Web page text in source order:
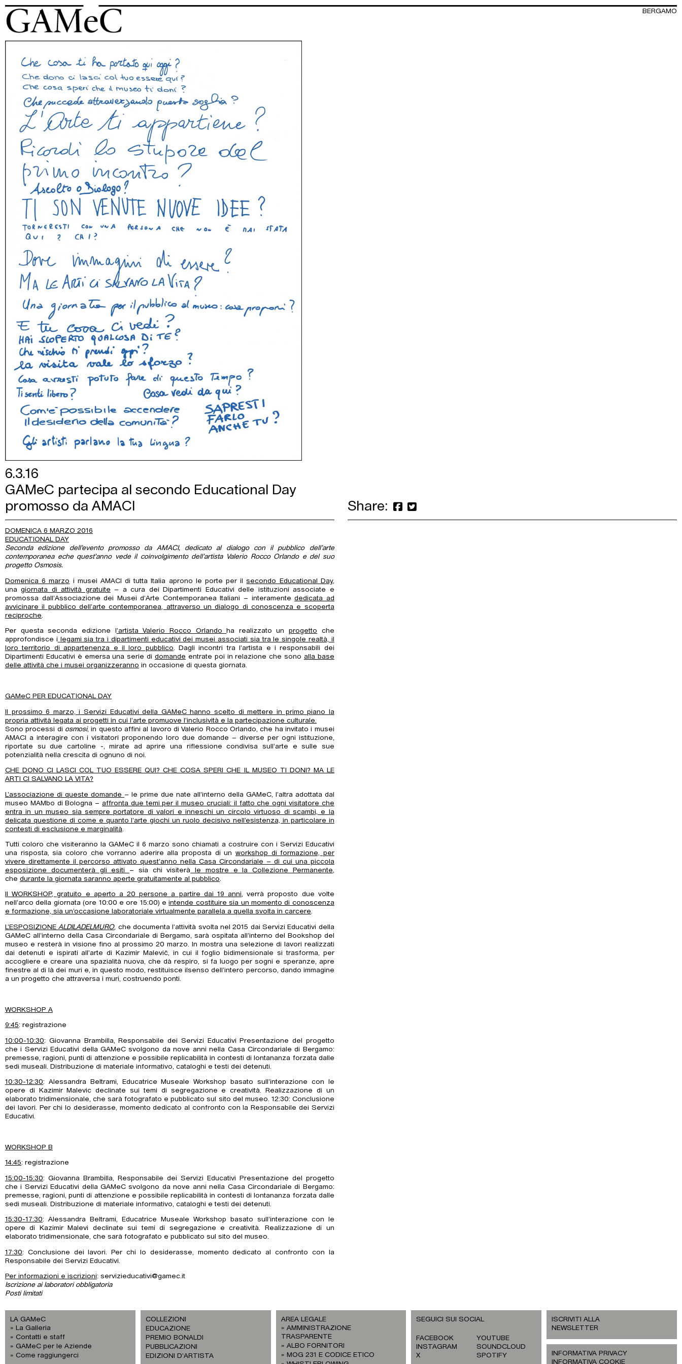
BERGAMO
6.3.16
GAMeC partecipa al secondo Educational Day
promosso da AMACI
Share:
DOMENICA 6 MARZO 2016
EDUCATIONAL DAY
Seconda edizione dell’evento promosso da AMACI, dedicato al dialogo con il pubblico dell’arte
contemporanea eche quest’anno vede il coinvolgimento dell’artista Valerio Rocco Orlando e del suo
progetto Osmosis.
Domenica 6 marzo i musei AMACI di tutta Italia aprono le porte per il secondo Educational Day,
unagiornata di attività gratuite – a cura dei Dipartimenti Educativi delle istituzioni associate e
promossa dall’Associazione dei Musei d’Arte Contemporanea Italiani – interamentededicata ad
avvicinare il pubblico dell’arte contemporanea, attraverso un dialogo di conoscenza e scoperta
reciproche.
Per questa seconda edizione l ’artista Valerio Rocco Orlando ha realizzato unprogetto che
approfondisce i legami sia tra i dipartimenti educativi dei musei associati sia tra le singole realtà, il
loro territorio di appartenenza e il loro pubblico. Dagli incontri tra l’artista e i responsabili dei
Dipartimenti Educativi è emersa una serie di domande entrate poi in relazione che sono alla base
delle attività che i musei organizzeranno in occasione di questa giornata.
GAMeC PER EDUCATIONAL DAY
Il prossimo 6 marzo, i Servizi Educativi della GAMeC hanno scelto di mettere in primo piano la
propria attività legata ai progetti in cui l’arte promuove l’inclusività e la partecipazione culturale.
Sono processi di osmosi, in questo affini al lavoro di Valerio Rocco Orlando, che ha invitato i musei
AMACI a interagire con i visitatori proponendo loro due domande – diverse per ogni istituzione,
riportate su due cartoline -, mirate ad aprire una riflessione condivisa sull’arte e sulle sue
potenzialità nella crescita di ognuno di noi.
CHE DONO CI LASCI COL TUO ESSERE QUI? CHE COSA SPERI CHE IL MUSEO TI DONI? MA LE
ARTI CI SALVANO LA VITA?
L’associazione di queste domande – le prime due nate all’interno della GAMeC, l’altra adottata dal
museo MAMbo di Bologna –affronta due temi per il museo cruciali: il fatto che ogni visitatore che
entra in un museo sia sempre portatore di valori e inneschi un circolo virtuoso di scambi, e la
delicata questione di come e quanto l’arte giochi un ruolo decisivo nell’esistenza, in particolare in
contesti di esclusione e marginalità
Tutti coloro che visiteranno la GAMeC il 6 marzo sono chiamati a costruire con i Servizi Educativi
una risposta, sia coloro che vorranno aderire alla proposta di un workshop di formazione, per
vivere direttamente il percorso attivato quest’anno nella Casa Circondariale – di cui una piccola
esposizione documenterà gli esiti – sia chi visiterà le mostre e la Collezione Permanente,
che durante la giornata saranno aperte gratuitamente al pubblico.
Il WORKSHOP, gratuito e aperto a 20 persone a partire dai 19 anni, verrà proposto due volte
nell’arco della giornata (ore 10:00 e ore 15:00) eintende costituire sia un momento di conoscenza
e formazione, sia un’occasione laboratoriale virtualmente parallela a quella svolta in carcere.
L’ESPOSIZIONEALDILADELMURO, che documenta l’attività svolta nel 2015 dai Servizi Educativi della
GAMeC all’interno della Casa Circondariale di Bergamo, sarà ospitata all’interno del Bookshop del
museo e resterà in visione fino al prossimo 20 marzo. In mostra una selezione di lavori realizzati
dai detenuti e ispirati all’arte di Kazimir Malevič, in cui il foglio bidimensionale si trasforma, per
accogliere e creare una spazialità nuova, che dà respiro, si fa luogo per sogni e speranze, apre
finestre al di là dei muri e, in questo modo, restituisce ilsenso dell’intero percorso, dando immagine
a un progetto che attraversa i muri, costruendo ponti.
WORKSHOP A
9:45: registrazione
10:00-10:30: Giovanna Brambilla, Responsabile dei Servizi Educativi Presentazione del progetto
che i Servizi Educativi della GAMeC svolgono da nove anni nella Casa Circondariale di Bergamo:
premesse, ragioni, punti di attenzione e possibile replicabilità in contesti di lontananza forzata dalle
sedi museali. Distribuzione di materiale informativo, cataloghi e testi dei detenuti.
10:30-12:30: Alessandra Beltrami, Educatrice Museale Workshop basato sull’interazione con le
opere di Kazimir Malevic declinate sui temi di segregazione e creatività. Realizzazione di un
elaborato tridimensionale, che sarà fotografato e pubblicato sul sito del museo. 12:30: Conclusione
dei lavori. Per chi lo desiderasse, momento dedicato al confronto con la Responsabile dei Servizi
Educativi.
WORKSHOP B
14:45: registrazione
15:00-15:30: Giovanna Brambilla, Responsabile dei Servizi Educativi Presentazione del progetto
che i Servizi Educativi della GAMeC svolgono da nove anni nella Casa Circondariale di Bergamo:
premesse, ragioni, punti di attenzione e possibile replicabilità in contesti di lontananza forzata dalle
sedi museali. Distribuzione di materiale informativo, cataloghi e testi dei detenuti.
15:30-17:30: Alessandra Beltrami, Educatrice Museale Workshop basato sull’interazione con le
opere di Kazimir Malevi declinate sui temi di segregazione e creatività. Realizzazione di un
elaborato tridimensionale, che sarà fotografato e pubblicato sul sito del museo.
17:30: Conclusione dei lavori. Per chi lo desiderasse, momento dedicato al confronto con la
Responsabile dei Servizi Educativi.
Per informazioni e iscrizioni: servizieducativi@gamec.it
Iscrizione ai laboratori obbligatoria
Posti limitati
LA GAMeC
La Galleria
Contatti e staff
GAMeC per le Aziende
Come raggiungerci
COLLEZIONI
EDUCAZIONE
PREMIO BONALDI
PUBBLICAZIONI
EDIZIONI D’ARTISTA
AREA LEGALE
AMMINISTRAZIONE
TRASPARENTE
ALBO FORNITORI
MOG 231 E CODICE ETICO
SEGUICI SUI SOCIAL
FACEBOOK
INSTAGRAM
X
YOUTUBE
SOUNDCLOUD
SPOTIFY
ISCRIVITI ALLA
NEWSLETTER
INFORMATIVA PRIVACY
INFORMATIVA COOKIE